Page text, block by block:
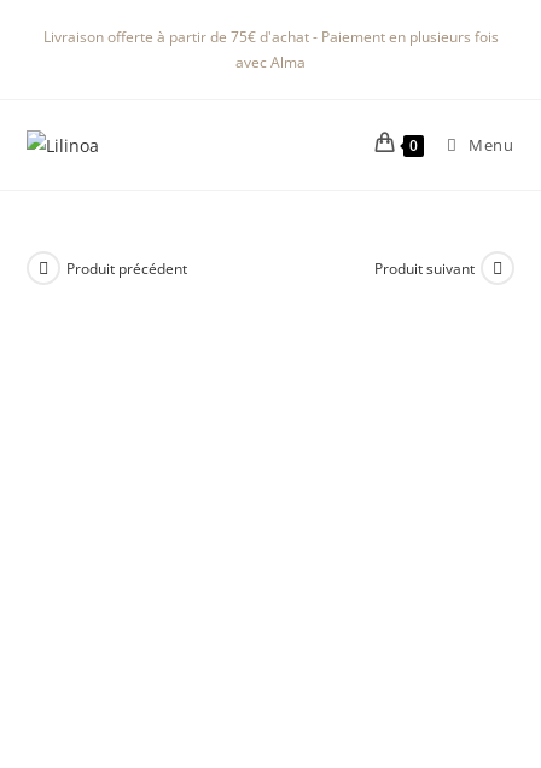
Livraison offerte à partir de 75€ d'achat - Paiement en plusieurs fois
avec Alma
0 Menu
Produit précédent Produit suivant